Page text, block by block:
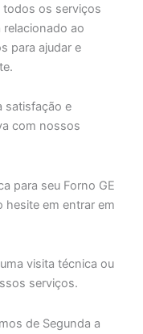
todos os serviços
relacionado ao
para ajudar e
satisfação e
com nossos
para seu Forno GE
hesite em entrar em
visita técnica ou
serviços.
de Segunda a